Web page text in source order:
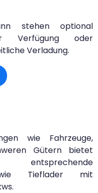
stehen optional
Verfügung oder
Verladung.
wie Fahrzeuge,
Gütern bietet
Tieflader mit